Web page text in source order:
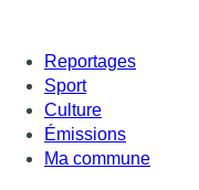
Reportages
Sport
Culture
Émissions
Ma commune